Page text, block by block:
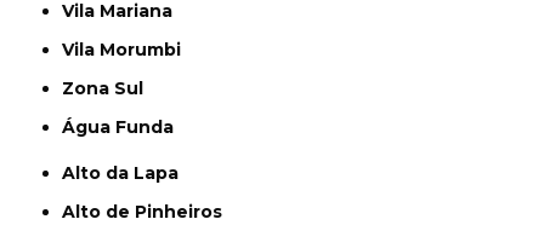
Vila Mariana
Vila Morumbi
Zona Sul
Água Funda
Alto da Lapa
Alto de Pinheiros